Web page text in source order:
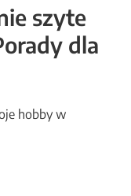
szyte
dla
hobby w